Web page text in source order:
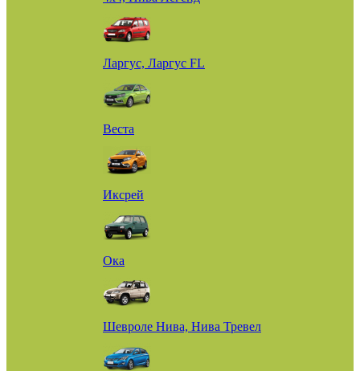
Ларгус, Ларгус FL
Веста
Иксрей
Ока
Шевроле Нива, Нива Тревел